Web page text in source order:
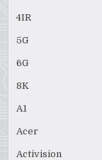
4IR
5G
6G
8K
A1
Acer
Activision